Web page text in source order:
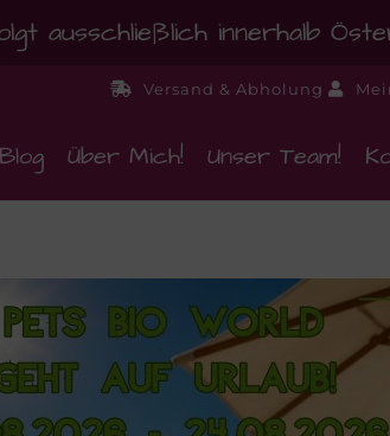
ausschließlich innerhalb
Versand & Abholung
Blog Über Mich! Unser Team!